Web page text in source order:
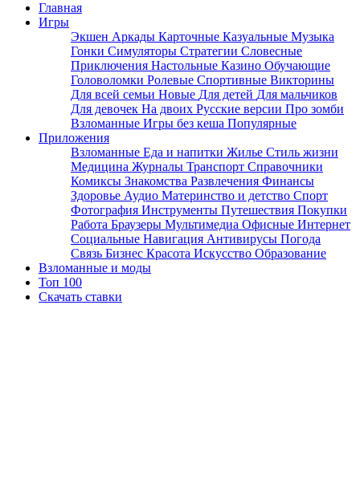
Главная
Игры
Экшен Аркады Карточные Казуальные Музыка
Гонки Симуляторы Стратегии Словесные
Приключения Настольные Казино Обучающие
Головоломки Ролевые Спортивные Викторины
Для всей семьи Новые Для детей Для мальчиков
Для девочек На двоих Русские версии Про зомби
Взломанные Игры без кеша Популярные
Приложения
Взломанные Еда и напитки Жилье Стиль жизни
Медицина Журналы Транспорт Справочники
Комиксы Знакомства Развлечения Финансы
Здоровье Аудио Материнство и детство Спорт
Фотография Инструменты Путешествия Покупки
Работа Браузеры Мультимедиа Офисные Интернет
Социальные Навигация Антивирусы Погода
Связь Бизнес Красота Искусство Образование
Взломанные и моды
Топ 100
Скачать ставки